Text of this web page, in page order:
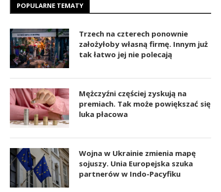
POPULARNE TEMATY
Trzech na czterech ponownie
założyłoby własną firmę. Innym już
tak łatwo jej nie polecają
Mężczyźni częściej zyskują na
premiach. Tak może powiększać się
luka płacowa
Wojna w Ukrainie zmienia mapę
sojuszy. Unia Europejska szuka
partnerów w Indo-Pacyfiku